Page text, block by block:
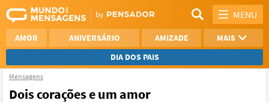
MENU
AMOR ANIVERSÁRIO AMIZADE
MAIS
DIA DOS PAIS
REFLEXÃO
Mensagens
Dois corações e um amor